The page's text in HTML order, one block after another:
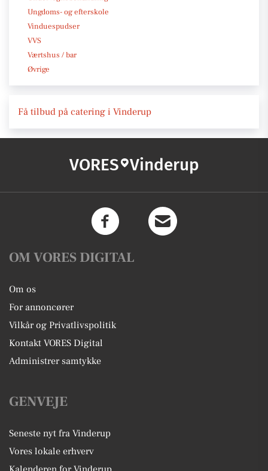
Ungdoms- og efterskole
Vinduespudser
VVS
Værtshus / bar
Øvrige
Få tilbud på catering i Vinderup
VORES Vinderup
OM VORES DIGITAL
Om os
For annoncører
Vilkår og Privatlivspolitik
Kontakt VORES Digital
Administrer samtykke
GENVEJE
Seneste nyt fra Vinderup
Vores lokale erhverv